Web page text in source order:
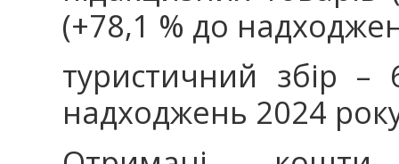
(+78,1 % до
туристичний збір
надходжень 2024